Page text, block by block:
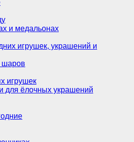
и медальонах
игрушек, украшений и
шаров
игрушек
для ёлочных украшений